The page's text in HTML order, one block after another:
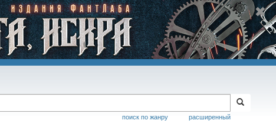
расширенный
поиск по жанру